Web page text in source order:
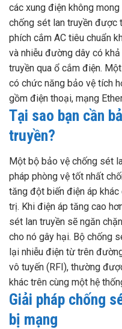
các xung điện không
chống sét lan truyền được
phích cắm AC tiêu chuẩn
và nhiễu đường dây có
truyền qua ổ cắm điện.
có chức năng bảo vệ tích
gồm điện thoại, mạng
Tại sao bạn cần
truyền?
Một bộ bảo vệ chống sét
pháp phòng vệ tốt nhất
tăng đột biến điện áp
trị. Khi điện áp tăng cao
sét lan truyền sẽ ngăn
cho nó gây hại. Bộ chống
lại nhiễu điện từ trên
vô tuyến (RFI), thường
khác trên cùng một hệ
Giải pháp chống
bị mạng